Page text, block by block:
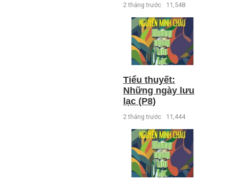
2 tháng trước 11,548
Tiểu thuyết:
Những ngày lưu
lạc (P8)
2 tháng trước 11,444